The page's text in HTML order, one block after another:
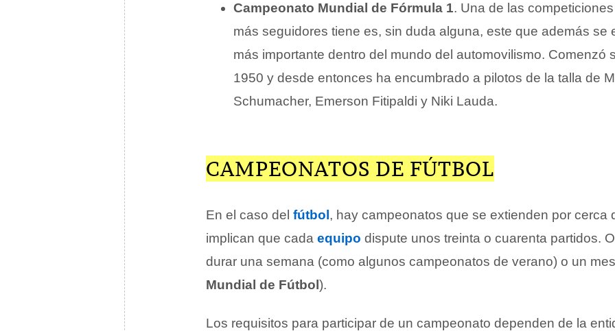
Campeonato Mundial de Fórmula 1. Una de las
más seguidores tiene es, sin duda alguna, este que además se
más importante dentro del mundo del automovilismo. Comenzó
1950 y desde entonces ha encumbrado a pilotos de la talla de
Schumacher, Emerson Fitipaldi y Niki Lauda.
CAMPEONATOS DE FÚTBOL
En el caso del fútbol , hay campeonatos que se extienden por cerca
implican que cada equipo dispute unos treinta o cuarenta partidos.
durar una semana (como algunos campeonatos de verano) o un
Mundial de Fútbol ).
Los requisitos para participar de un campeonato dependen de la